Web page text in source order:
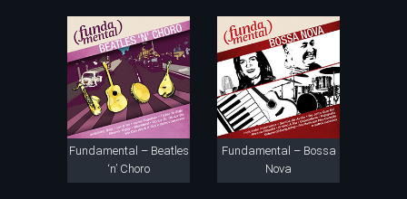
Fundamental – Beatles
‘n’ Choro
Fundamental – Bossa
Nova